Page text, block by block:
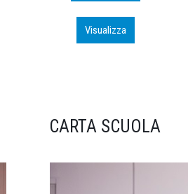
Visualizza
CARTA SCUOLA